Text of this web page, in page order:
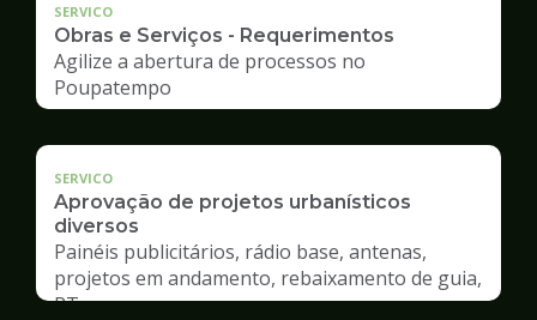
SERVICO
Obras e Serviços - Requerimentos
Agilize a abertura de processos no
Poupatempo
SERVICO
Aprovação de projetos urbanísticos
diversos
Painéis publicitários, rádio base, antenas,
projetos em andamento, rebaixamento de guia,
RT